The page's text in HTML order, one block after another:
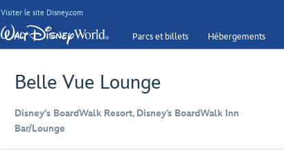
Visiter le site Disney.com
Parcs et billets Hébergements
Belle Vue Lounge
Disney's BoardWalk Resort, Disney’s BoardWalk Inn
Bar/Lounge